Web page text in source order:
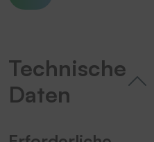
Technische
Daten